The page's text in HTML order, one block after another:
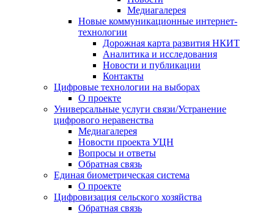
Медиагалерея
Новые коммуникационные интернет-
технологии
Дорожная карта развития НКИТ
Аналитика и исследования
Новости и публикации
Контакты
Цифровые технологии на выборах
О проекте
Универсальные услуги связи/Устранение
цифрового неравенства
Медиагалерея
Новости проекта УЦН
Вопросы и ответы
Обратная связь
Единая биометрическая система
О проекте
Цифровизация сельского хозяйства
Обратная связь